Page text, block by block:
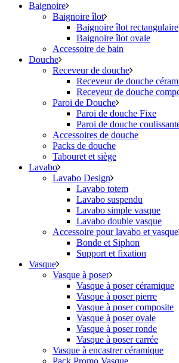
Baignoire
Baignoire îlot
Baignoire îlot rectangulaire
Baignoire îlot ovale
Accessoire de bain
Douche
Receveur de douche
Receveur de douche
Receveur de douche
Paroi de Douche
Paroi de douche Fixe
Paroi de douche
Accessoires de douche
Packs de douche
Tabouret et siège
Lavabo
Lavabo Design
Lavabo totem
Lavabo suspendu
Lavabo simple vasque
Lavabo double vasque
Accessoire pour lavabo et vasque
Bonde et Siphon
Support et fixation
Vasque
Vasque à poser
Vasque à poser céramique
Vasque à poser pierre
Vasque à poser composite
Vasque à poser ovale
Vasque à poser ronde
Vasque à poser carrée
Vasque à encastrer céramique
Pack Promo Vasque